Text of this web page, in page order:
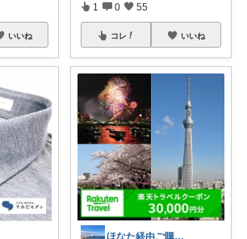
いいね
1 0 55
コレ いいね
ほなた経由ご購入ありがとうございます☺